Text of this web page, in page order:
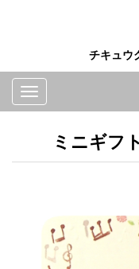
チキュウ
Toggle
navigation
ミニギフ